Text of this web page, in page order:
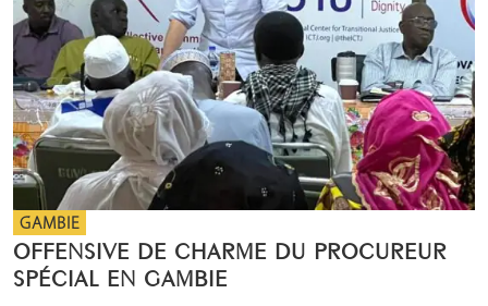
GAMBIE
OFFENSIVE DE CHARME DU PROCUREUR
SPÉCIAL EN GAMBIE